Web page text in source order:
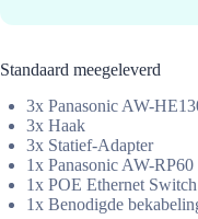
Standaard meegeleverd
3x Panasonic AW-
3x Haak
3x Statief-Adapter
1x Panasonic AW-
1x POE Ethernet Switch
1x Benodigde